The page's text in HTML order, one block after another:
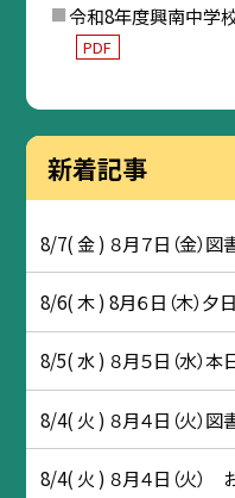
令和8年度興南中学
PDF
新着記事
8/7( 金 ) ８月７日（金）
8/6( 木 ) 8月６日（木）夕
8/5( 水 ) ８月５日（水）
8/4( 火 ) ８月４日（火）
8/4( 火 ) ８月４日（火）